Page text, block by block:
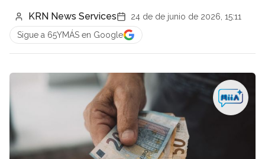
KRN News Services
24 de de junio de 2026, 15:11
Sigue a 65YMÁS en Google